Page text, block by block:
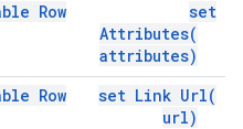
set
Attributes(
attributes)
Row
set Link Url(
url)
Row